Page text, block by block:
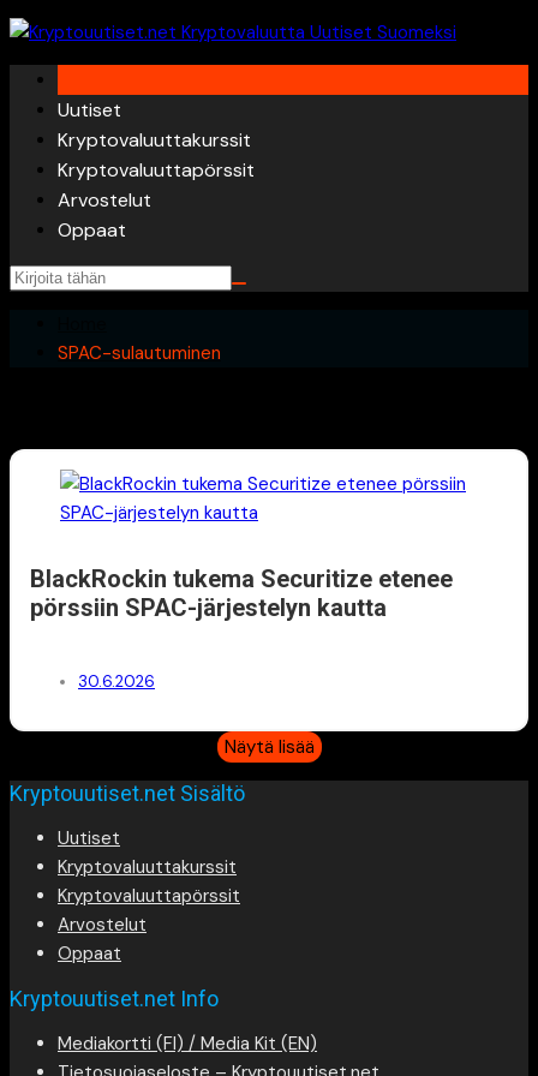
Skip
to
content
Uutiset
Kryptovaluuttakurssit
Kryptovaluuttapörssit
Arvostelut
Oppaat
SPAC-sulautuminen
BlackRockin tukema Securitize etenee
pörssiin SPAC-järjestelyn kautta
30.6.2026
Näytä lisää
Kryptouutiset.net Sisältö
Uutiset
Kryptovaluuttakurssit
Kryptovaluuttapörssit
Arvostelut
Oppaat
Kryptouutiset.net Info
Mediakortti (FI) / Media Kit (EN)